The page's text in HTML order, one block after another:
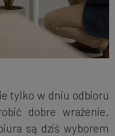
tylko w dniu odbioru
dobre wrażenie.
są dziś wyborem